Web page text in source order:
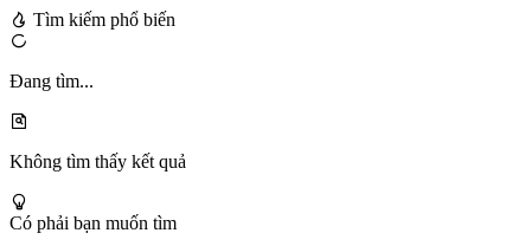
Tìm kiếm phổ biến
Đang tìm...
Không tìm thấy kết quả
Có phải bạn muốn tìm